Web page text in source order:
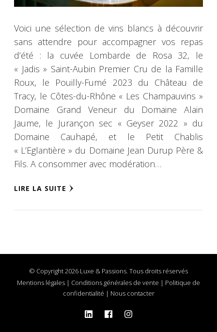
Voici une sélection de vins blancs à découvrir
sans attendre pour accompagner vos repas
d’été : la cuvée Lombarde de Rosa 32, le
« Jadis » Saint-Aubin Premier Cru de la Famille
Roux, le Pouilly-Fumé 2023 du Château de
Tracy, le Côtes-du-Rhône « Les Champauvins »
Domaine Grand Veneur du Domaine Alain
Jaume, le Jurançon sec « Geyser 2022 » du
Domaine Cauhapé, et le Petit Chablis
« L’Eglantière » du Domaine Jean Durup Père &
Fils. A consommer avec modération…
LIRE LA SUITE
© Copyright 2026 Luxe & Passions. Tous droits réservés
Mentions légales | Conditions générales de vente | Politique de
confidentialité | Nous contacter